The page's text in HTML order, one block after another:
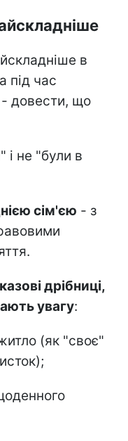
в
під час
довести, що
і не "були в
сім'єю - з
дрібниці,
увагу:
(як "своє"